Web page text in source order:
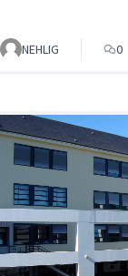
NEHLIG 0